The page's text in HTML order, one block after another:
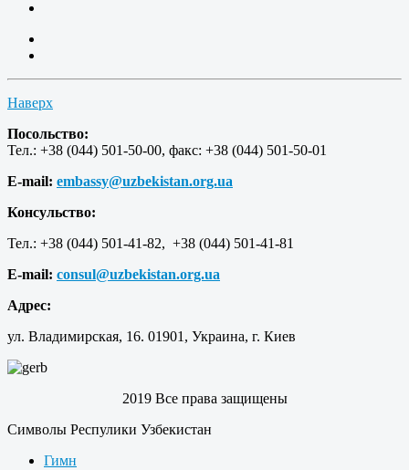
Наверх
Посольство:
Тел.: +38 (044) 501-50-00, факс: +38 (044) 501-50-01
E-mail: embassy@uzbekistan.org.ua
Консульство:
Тел.: +38 (044) 501-41-82, +38 (044) 501-41-81
E-mail: consul@uzbekistan.org.ua
Адрес:
ул. Владимирская, 16. 01901, Украина, г. Киев
2019 Все права защищены
Символы Респулики Узбекистан
Гимн